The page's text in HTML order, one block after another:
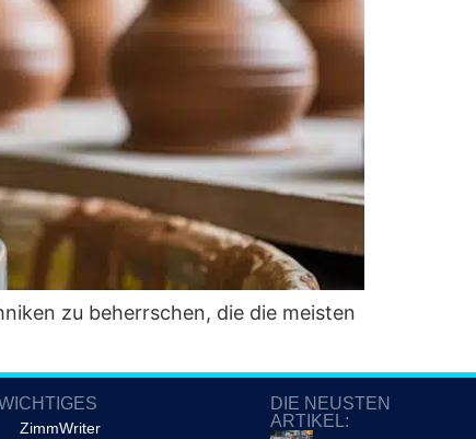
zu beherr­schen, die die meis­ten
ZimmWriter
DIE NEUSTEN
ARTIKEL: